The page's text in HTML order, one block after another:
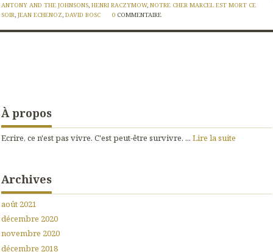
ANTONY AND THE JOHNSONS, HENRI RACZYMOW, NOTRE CHER MARCEL EST MORT CE
SOIR, JEAN ECHENOZ, DAVID BOSC 0 COMMENTAIRE
À propos
Ecrire, ce n'est pas vivre. C'est peut-être survivre. ... Lire la suite
Archives
août 2021
décembre 2020
novembre 2020
décembre 2018